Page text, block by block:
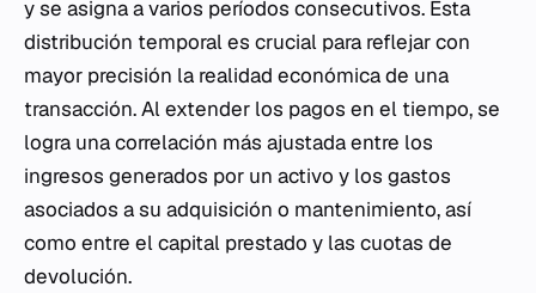
y se asigna a varios períodos consecutivos. Esta
distribución temporal es crucial para reflejar con
mayor precisión la realidad económica de una
transacción. Al extender los pagos en el tiempo, se
logra una correlación más ajustada entre los
ingresos generados por un activo y los gastos
asociados a su adquisición o mantenimiento, así
como entre el capital prestado y las cuotas de
devolución.